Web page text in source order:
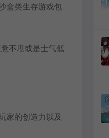
盒类生存游戏包
不堪或是士气低
家的创造力以及